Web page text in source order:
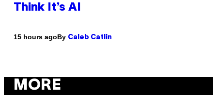
Think It’s AI
15 hours agoBy Caleb Catlin
MORE